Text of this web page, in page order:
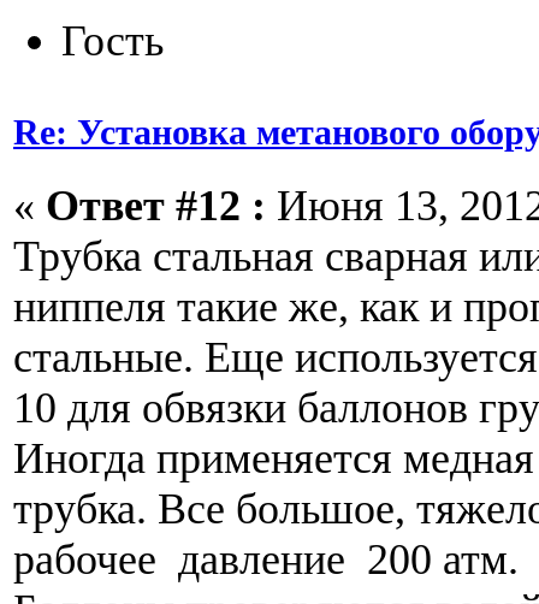
Гость
Re: Установка метанового
« Ответ #12 : Июня 13,
Трубка стальная сварная
ниппеля такие же, как и
стальные. Еще
10 для обвязки баллонов
Иногда применяется
трубка. Все большое,
рабочее давление 200 атм.